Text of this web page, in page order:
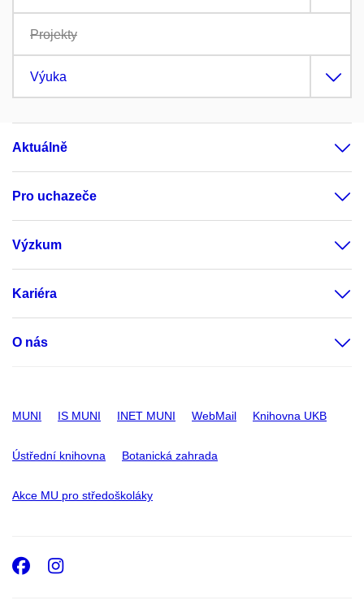
Projekty
Výuka
Aktuálně
Pro uchazeče
Výzkum
Kariéra
O nás
MUNI IS MUNI INET MUNI WebMail Knihovna UKB
Ústřední knihovna Botanická zahrada
Akce MU pro středoškoláky
Facebook
Instagram